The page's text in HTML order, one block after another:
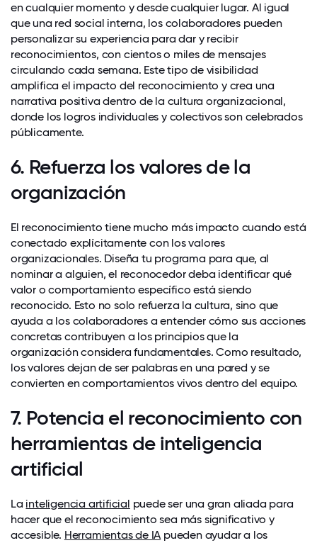
en cualquier momento y desde cualquier lugar. Al igual
que una red social interna, los colaboradores pueden
personalizar su experiencia para dar y recibir
reconocimientos, con cientos o miles de mensajes
circulando cada semana. Este tipo de visibilidad
amplifica el impacto del reconocimiento y crea una
narrativa positiva dentro de la cultura organizacional,
donde los logros individuales y colectivos son celebrados
públicamente.
6. Refuerza los valores de la
organización
El reconocimiento tiene mucho más impacto cuando está
conectado explícitamente con los valores
organizacionales. Diseña tu programa para que, al
nominar a alguien, el reconocedor deba identificar qué
valor o comportamiento específico está siendo
reconocido. Esto no solo refuerza la cultura, sino que
ayuda a los colaboradores a entender cómo sus acciones
concretas contribuyen a los principios que la
organización considera fundamentales. Como resultado,
los valores dejan de ser palabras en una pared y se
convierten en comportamientos vivos dentro del equipo.
7. Potencia el reconocimiento con
herramientas de inteligencia
artificial
La inteligencia artificial puede ser una gran aliada para
hacer que el reconocimiento sea más significativo y
accesible. Herramientas de IA pueden ayudar a los